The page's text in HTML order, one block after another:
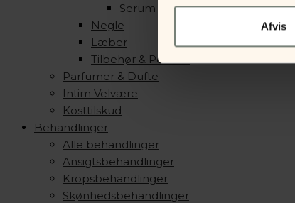
Afvis
Serum & Primer
Negle
Læber
Tilbehør & Pensler
Parfumer & Dufte
Intim Velvære
Kosttilskud
Behandlinger
Alle behandlinger
Ansigtsbehandlinger
Kropsbehandlinger
Skønhedsbehandlinger